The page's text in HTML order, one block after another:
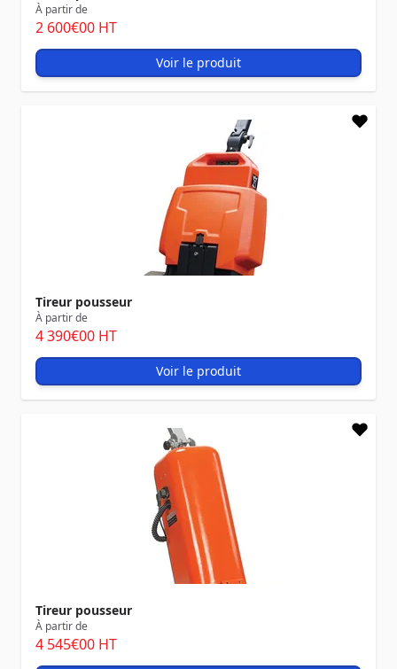
À partir de
2 600€00 HT
Voir le produit
Tireur pousseur
À partir de
4 390€00 HT
Voir le produit
Tireur pousseur
À partir de
4 545€00 HT